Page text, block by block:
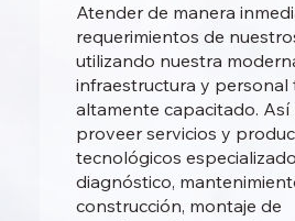
Atender de manera
requerimientos de
utilizando nuestra
infraestructura y personal
altamente capacitado. Así
proveer servicios y
tecnológicos
diagnóstico,
construcción, montaje de